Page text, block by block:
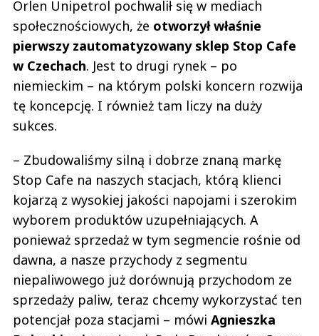
Orlen Unipetrol pochwalił się w mediach
społecznościowych, że otworzył właśnie
pierwszy zautomatyzowany sklep Stop Cafe
w Czechach. Jest to drugi rynek – po
niemieckim – na którym polski koncern rozwija
tę koncepcję. I również tam liczy na duży
sukces.
– Zbudowaliśmy silną i dobrze znaną markę
Stop Cafe na naszych stacjach, którą klienci
kojarzą z wysokiej jakości napojami i szerokim
wyborem produktów uzupełniających. A
ponieważ sprzedaż w tym segmencie rośnie od
dawna, a nasze przychody z segmentu
niepaliwowego już dorównują przychodom ze
sprzedaży paliw, teraz chcemy wykorzystać ten
potencjał poza stacjami – mówi Agnieszka